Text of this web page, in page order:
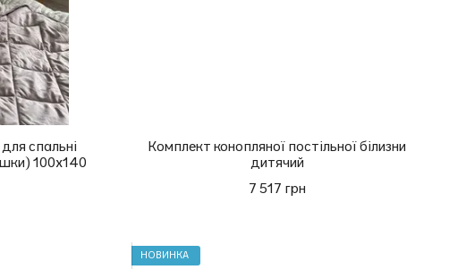
спальні
100х140
Комплект конопляної постільної білизни
дитячий
7 517 грн
НОВИНКА